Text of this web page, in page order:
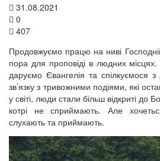
31.08.2021
0
407
Продовжуємо працю на ниві
пора для проповіді в людних місцях.
даруємо Євангелія та спілкуємося
зв’язку з тривожними подіями, які
у світі, люди стали більш відкриті до
котрі не сприймають. Але
слухають та приймають.